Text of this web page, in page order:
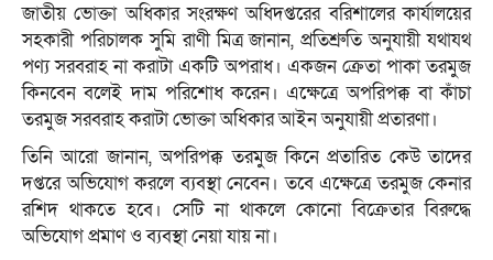
জাতীয় ভোক্তা অধিকার সংরক্ষণ অধিদপ্তরের বরিশালের কার্যালয়ের
সহকারী পরিচালক সুমি রাণী মিত্র জানান, প্রতিশ্রুতি অনুযায়ী যথাযথ
পণ্য সরবরাহ না করাটা একটি অপরাধ। একজন ক্রেতা পাকা তরমুজ
কিনবেন বলেই দাম পরিশোধ করেন। এক্ষেত্রে অপরিপক্ক বা কাঁচা
তরমুজ সরবরাহ করাটা ভোক্তা অধিকার আইন অনুযায়ী প্রতারণা।
তিনি আরো জানান, অপরিপক্ক তরমুজ কিনে প্রতারিত কেউ তাদের
দপ্তরে অভিযোগ করলে ব্যবস্থা নেবেন। তবে এক্ষেত্রে তরমুজ কেনার
রশিদ থাকতে হবে। সেটি না থাকলে কোনো বিক্রেতার বিরুদ্ধে
অভিযোগ প্রমাণ ও ব্যবস্থা নেয়া যায় না।